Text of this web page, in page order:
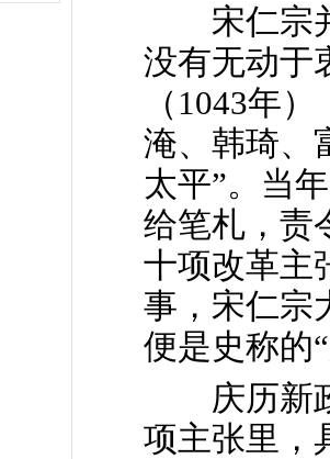
宋仁宗并
没有无动于
（1043年
淹、韩琦、
太平”。当
给笔札，责
十项改革主
事，宋仁宗
便是史称的
庆历新政
项主张里，